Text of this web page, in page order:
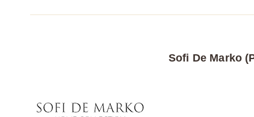
Sofi De Marko